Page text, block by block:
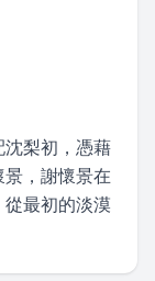
梨初，憑藉
，謝懷景在
最初的淡漠